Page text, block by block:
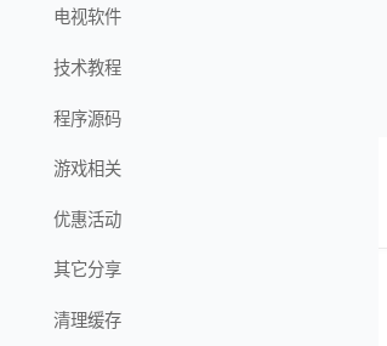
电视软件
技术教程
程序源码
游戏相关
优惠活动
其它分享
清理缓存